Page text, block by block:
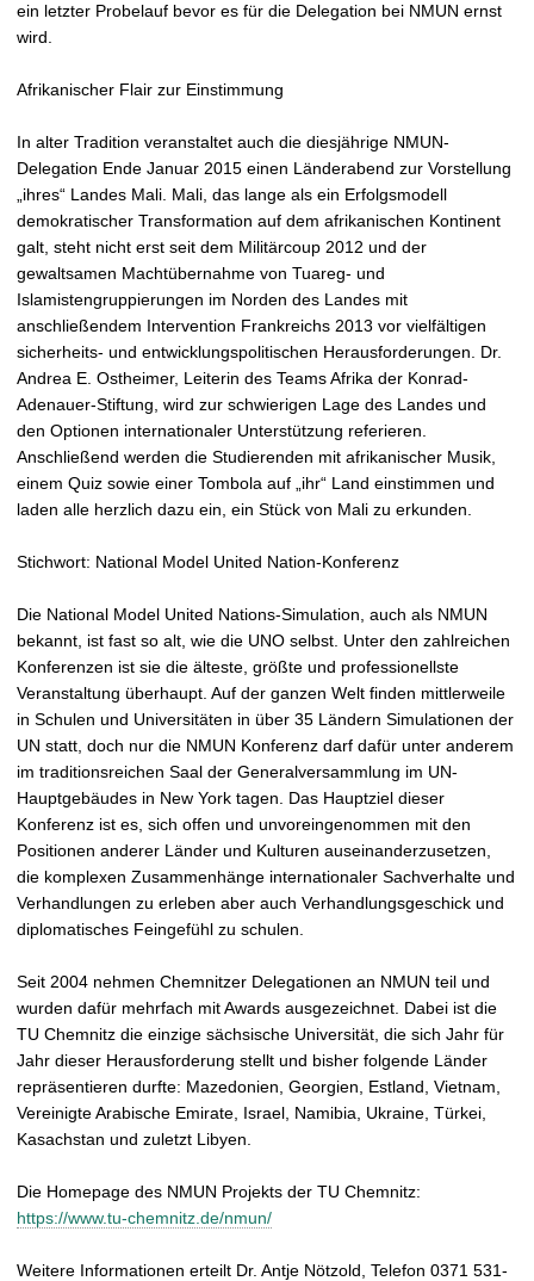
ein letzter Probelauf bevor es für die Delegation bei NMUN ernst
wird.
Afrikanischer Flair zur Einstimmung
In alter Tradition veranstaltet auch die diesjährige NMUN-
Delegation Ende Januar 2015 einen Länderabend zur Vorstellung
„ihres“ Landes Mali. Mali, das lange als ein Erfolgsmodell
demokratischer Transformation auf dem afrikanischen Kontinent
galt, steht nicht erst seit dem Militärcoup 2012 und der
gewaltsamen Machtübernahme von Tuareg- und
Islamistengruppierungen im Norden des Landes mit
anschließendem Intervention Frankreichs 2013 vor vielfältigen
sicherheits- und entwicklungspolitischen Herausforderungen. Dr.
Andrea E. Ostheimer, Leiterin des Teams Afrika der Konrad-
Adenauer-Stiftung, wird zur schwierigen Lage des Landes und
den Optionen internationaler Unterstützung referieren.
Anschließend werden die Studierenden mit afrikanischer Musik,
einem Quiz sowie einer Tombola auf „ihr“ Land einstimmen und
laden alle herzlich dazu ein, ein Stück von Mali zu erkunden.
Stichwort: National Model United Nation-Konferenz
Die National Model United Nations-Simulation, auch als NMUN
bekannt, ist fast so alt, wie die UNO selbst. Unter den zahlreichen
Konferenzen ist sie die älteste, größte und professionellste
Veranstaltung überhaupt. Auf der ganzen Welt finden mittlerweile
in Schulen und Universitäten in über 35 Ländern Simulationen der
UN statt, doch nur die NMUN Konferenz darf dafür unter anderem
im traditionsreichen Saal der Generalversammlung im UN-
Hauptgebäudes in New York tagen. Das Hauptziel dieser
Konferenz ist es, sich offen und unvoreingenommen mit den
Positionen anderer Länder und Kulturen auseinanderzusetzen,
die komplexen Zusammenhänge internationaler Sachverhalte und
Verhandlungen zu erleben aber auch Verhandlungsgeschick und
diplomatisches Feingefühl zu schulen.
Seit 2004 nehmen Chemnitzer Delegationen an NMUN teil und
wurden dafür mehrfach mit Awards ausgezeichnet. Dabei ist die
TU Chemnitz die einzige sächsische Universität, die sich Jahr für
Jahr dieser Herausforderung stellt und bisher folgende Länder
repräsentieren durfte: Mazedonien, Georgien, Estland, Vietnam,
Vereinigte Arabische Emirate, Israel, Namibia, Ukraine, Türkei,
Kasachstan und zuletzt Libyen.
Die Homepage des NMUN Projekts der TU Chemnitz:
https://www.tu-chemnitz.de/nmun/
Weitere Informationen erteilt Dr. Antje Nötzold, Telefon 0371 531-